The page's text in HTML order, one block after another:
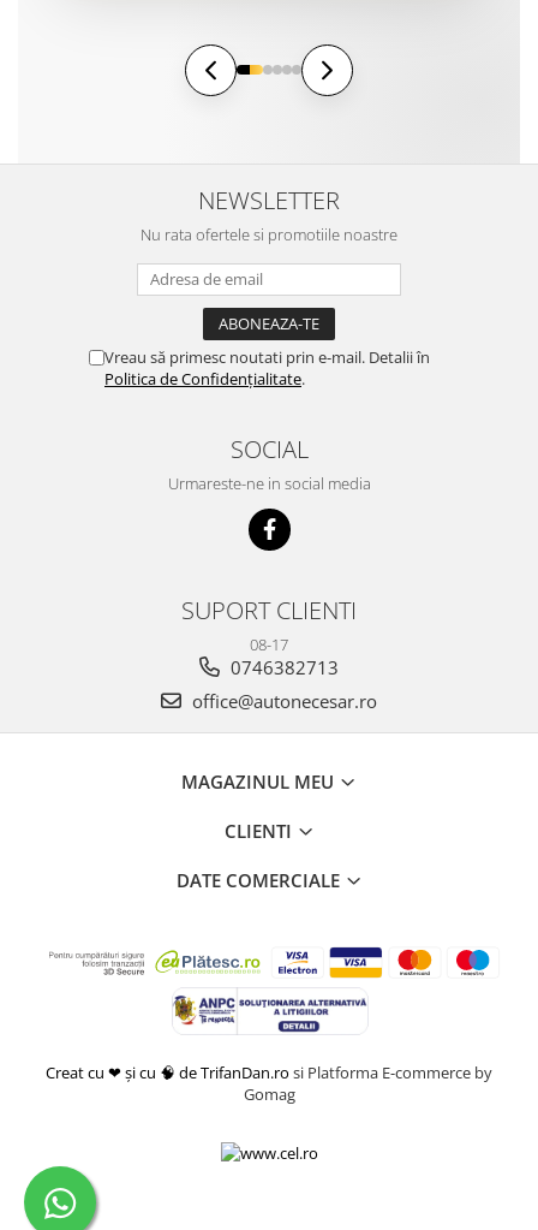
NEWSLETTER
Nu rata ofertele si promotiile noastre
Vreau să primesc noutati prin e-mail. Detalii în
Politica de Confidențialitate.
SOCIAL
Urmareste-ne in social media
SUPORT CLIENTI
08-17
0746382713
office@autonecesar.ro
MAGAZINUL MEU
CLIENTI
DATE COMERCIALE
Creat cu ❤ și cu 🧠 de TrifanDan.ro si Platforma E-commerce by
Gomag